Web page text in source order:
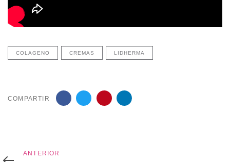
COLAGENO CREMAS LIDHERMA
COMPARTIR
Anterior
ANTERIOR